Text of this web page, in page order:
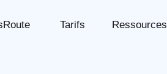
Tarifs Ressources